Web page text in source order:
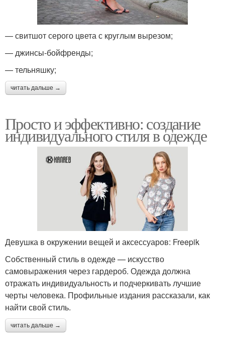
— свитшот серого цвета с круглым вырезом;
— джинсы-бойфренды;
— тельняшку;
читать дальше →
Просто и эффективно: создание
индивидуального стиля в одежде
Девушка в окружении вещей и аксессуаров: Freepik
Собственный стиль в одежде — искусство
самовыражения через гардероб. Одежда должна
отражать индивидуальность и подчеркивать лучшие
черты человека. Профильные издания рассказали, как
найти свой стиль.
читать дальше →